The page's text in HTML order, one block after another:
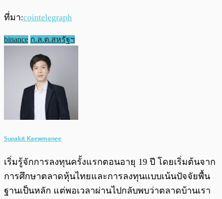
ที่มา:cointelegraph
binance ก.ล.ต.สหรัฐฯ
Supakit Kaewmanee
เริ่มรู้จักการลงทุนครั้งแรกตอนอายุ 19 ปี โดยเริ่มต้นจาก
การศึกษาตลาดหุ้นไทยและการลงทุนแบบเน้นปัจจัยพื้น
ฐานเป็นหลัก แต่พอเวลาผ่านไปกลับพบว่าตลาดบ้านเรา